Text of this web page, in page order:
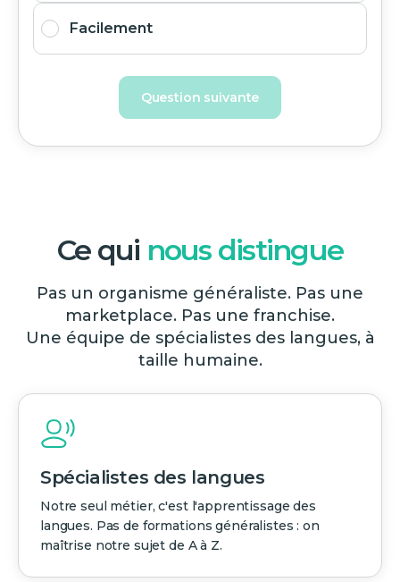
Facilement
Question suivante
Ce qui nous distingue
Pas un organisme généraliste. Pas une
marketplace. Pas une franchise.
Une équipe de spécialistes des langues, à
taille humaine.
Spécialistes des langues
Notre seul métier, c'est l'apprentissage des
langues. Pas de formations généralistes : on
maîtrise notre sujet de A à Z.